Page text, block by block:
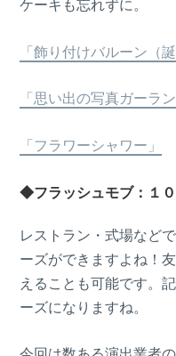
ケーキも忘れずに。
「飾り付けバルーン（
「思い出の写真ガーラン
「フラワーシャワー」
◆フラッシュモブ：１
レストラン・式場など
ーズができますよね！
えることも可能です。
ーズになりますね。